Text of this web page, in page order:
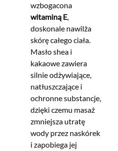
wzbogacona
witaminą E,
doskonale nawilża
skórę całego ciała.
Masło shea i
kakaowe zawiera
silnie odżywiające,
natłuszczające i
ochronne substancje,
dzięki czemu masaż
zmniejsza utratę
wody przez naskórek
i zapobiega jej